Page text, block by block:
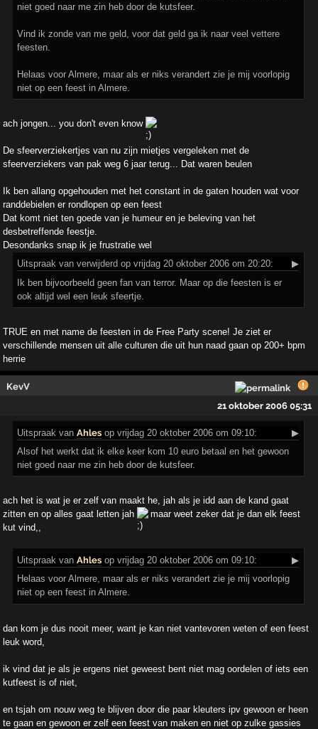
niet goed naar me zin heb door de kutsfeer.
Vind ik zonde van me geld, voor dat geld ga ik naar veel vettere
feesten.
Helaas voor Almere, maar als er niks verandert zie je mij voorlopig
niet op een feest in Almere.
ach jongen... you don't even know
De sfeerverziekertjes van nu zijn mietjes vergeleken met de
sfeerverziekers van pak weg 6 jaar terug... Dat waren beulen
Ik ben allang opgehouden met het constant in de gaten houden wat voor
randdebielen er rondlopen op een feest
Dat komt niet ten goede van je humeur en je beleving van het
desbetreffende feestje.
Desondanks snap ik je frustratie wel
Uitspraak van verwijderd op vrijdag 20 oktober 2006 om 20:20:
▶
Ik ben bijvoorbeeld geen fan van terror. Maar op die feesten is er
ook altijd wel een leuk sfeertje.
TRUE en met name de feesten in de Free Party scene! Je ziet er
verschillende mensen uit alle culturen die uit hun naad gaan op 200+ bpm
herrie
KevV
21 oktober 2006 05:31
Uitspraak vanAhles op vrijdag 20 oktober 2006 om 09:10:
▶
Alsof het werkt dat ik elke keer kom 10 euro betaal en het gewoon
niet goed naar me zin heb door de kutsfeer.
ach het is wat je er zelf van maakt he, jah als je idd aan de kand gaat
zitten en op alles gaat letten jah
maar weet zeker dat je dan elk feest
kut vind,,
Uitspraak vanAhles op vrijdag 20 oktober 2006 om 09:10:
▶
Helaas voor Almere, maar als er niks verandert zie je mij voorlopig
niet op een feest in Almere.
dan kom je dus nooit meer, want je kan niet vantevoren weten of een feest
leuk word,
ik vind dat je als je ergens niet geweest bent niet mag oordelen of iets een
kutfeest is of niet,
en tsjah om nouw weg te blijven door die paar kleuters ipv gewoon er heen
te gaan en gewoon er zelf een feest van maken en niet op zulke gassies